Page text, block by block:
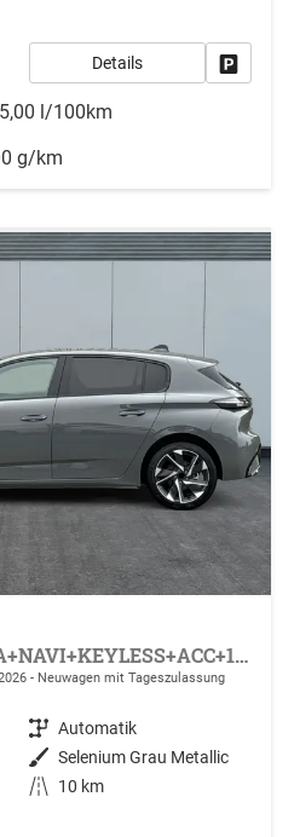
Details
5,00 l/100km
g/km
Allure SHZ+KAMERA+NAVI+KEYLESS+ACC+17 LM
Neuwagen mit Tageszulassung
Getriebe Automatik
Außenfarbe Selenium Grau Metallic
Kilometerstand
10 km